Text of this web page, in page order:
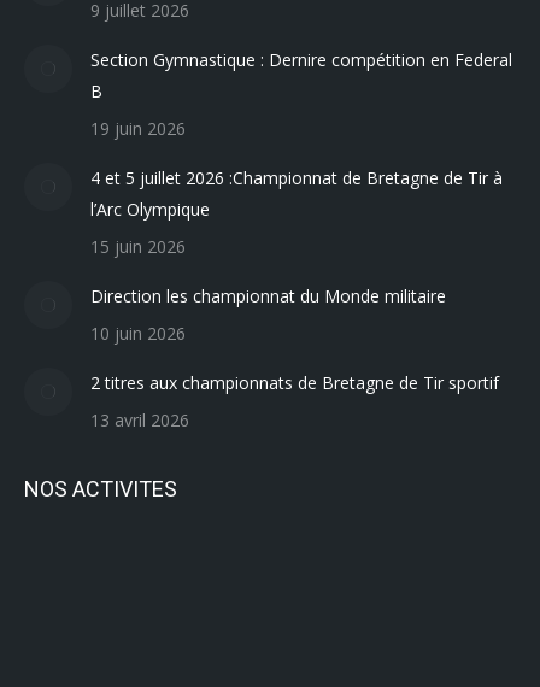
9 juillet 2026
Section Gymnastique : Dernire compétition en Federal
B
19 juin 2026
4 et 5 juillet 2026 :Championnat de Bretagne de Tir à
l’Arc Olympique
15 juin 2026
Direction les championnat du Monde militaire
10 juin 2026
2 titres aux championnats de Bretagne de Tir sportif
13 avril 2026
NOS ACTIVITES